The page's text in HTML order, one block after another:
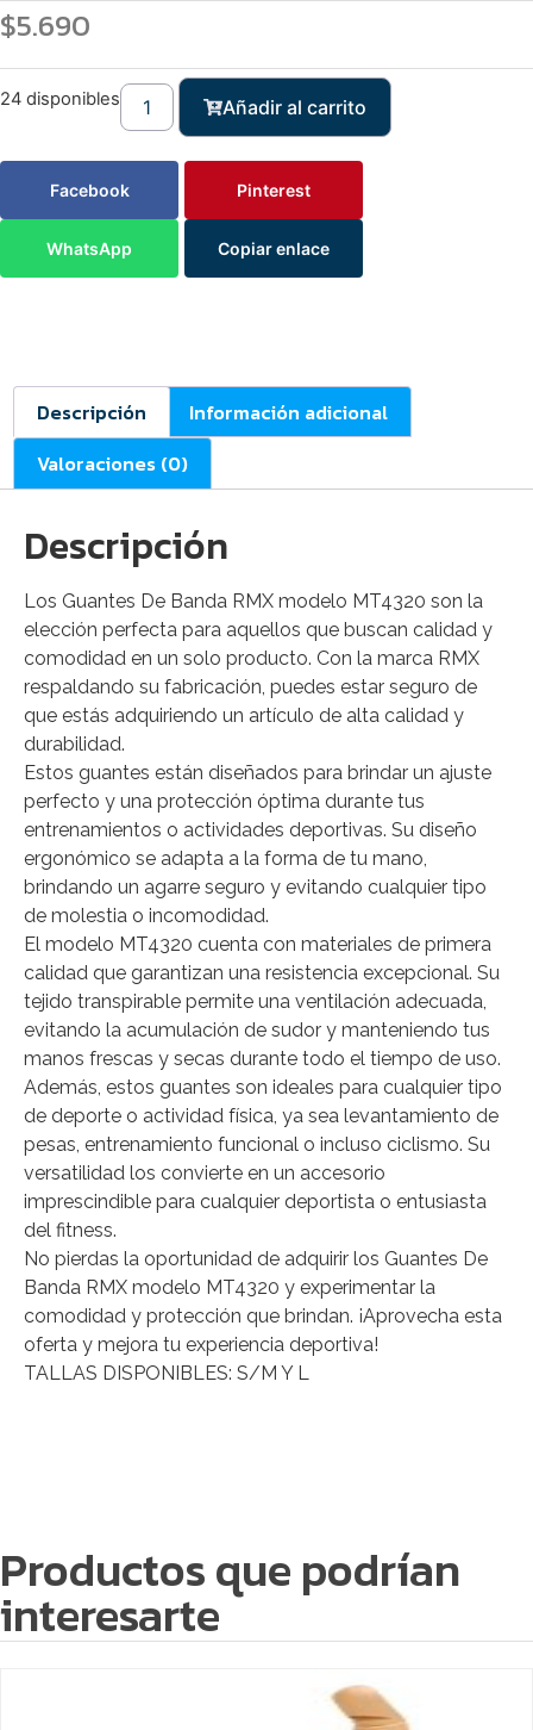
$5.690
24 disponibles Añadir al carrito
Facebook Pinterest
WhatsApp Copiar enlace
Descripción
Información adicional
Valoraciones (0)
Descripción
Los Guantes De Banda RMX modelo MT4320 son la
elección perfecta para aquellos que buscan calidad y
comodidad en un solo producto. Con la marca RMX
respaldando su fabricación, puedes estar seguro de
que estás adquiriendo un artículo de alta calidad y
durabilidad.
Estos guantes están diseñados para brindar un ajuste
perfecto y una protección óptima durante tus
entrenamientos o actividades deportivas. Su diseño
ergonómico se adapta a la forma de tu mano,
brindando un agarre seguro y evitando cualquier tipo
de molestia o incomodidad.
El modelo MT4320 cuenta con materiales de primera
calidad que garantizan una resistencia excepcional. Su
tejido transpirable permite una ventilación adecuada,
evitando la acumulación de sudor y manteniendo tus
manos frescas y secas durante todo el tiempo de uso.
Además, estos guantes son ideales para cualquier tipo
de deporte o actividad física, ya sea levantamiento de
pesas, entrenamiento funcional o incluso ciclismo. Su
versatilidad los convierte en un accesorio
imprescindible para cualquier deportista o entusiasta
del fitness.
No pierdas la oportunidad de adquirir los Guantes De
Banda RMX modelo MT4320 y experimentar la
comodidad y protección que brindan. ¡Aprovecha esta
oferta y mejora tu experiencia deportiva!
TALLAS DISPONIBLES: S/M Y L
Productos que podrían
interesarte